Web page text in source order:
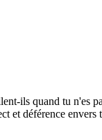
ils quand tu n'es
et déférence envers